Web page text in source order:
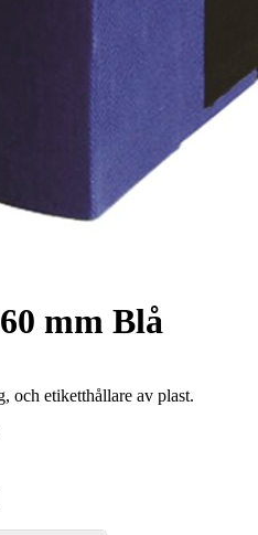
mm Blå
och etiketthållare av plast.